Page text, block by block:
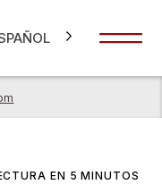
EN 5 MINUTOS